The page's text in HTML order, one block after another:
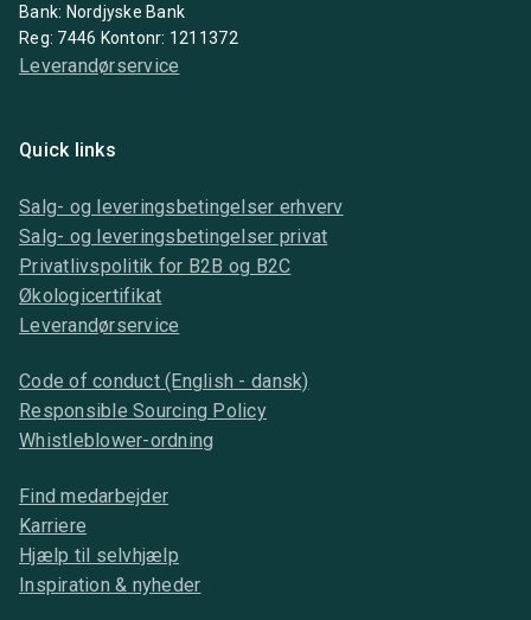
Bank: Nordjyske Bank
Reg: 7446 Kontonr: 1211372
Leverandørservice
Quick links
Salg- og leveringsbetingelser erhverv
Salg- og leveringsbetingelser privat
Privatlivspolitik for B2B og B2C
Økologicertifikat
Leverandørservice
Code of conduct (English - dansk)
Responsible Sourcing Policy
Whistleblower-ordning
Find medarbejder
Karriere
Hjælp til selvhjælp
Inspiration & nyheder